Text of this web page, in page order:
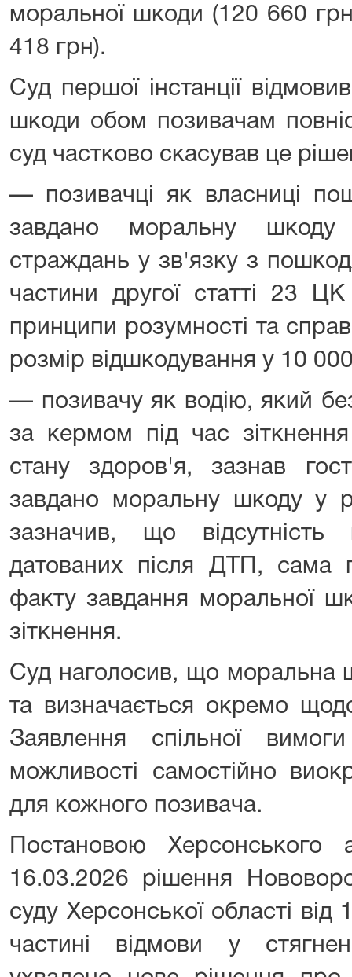
моральної шкоди (120 660
418 грн).
Суд першої інстанції
шкоди обом позивачам
суд частково скасував це
— позивачці як власниці
завдано моральну
страждань у зв'язку з
частини другої статті 23
принципи розумності та
розмір відшкодування у 10
— позивачу як водію, який
за кермом під час
стану здоров'я, зазнав
завдано моральну шкоду у
зазначив, що відсутність
датованих після ДТП, сама
факту завдання моральної
зіткнення.
Суд наголосив, що моральна
та визначається окремо
Заявлення спільної
можливості самостійно
для кожного позивача.
Постановою Херсонського
16.03.2026 рішення
суду Херсонської області
частині відмови у